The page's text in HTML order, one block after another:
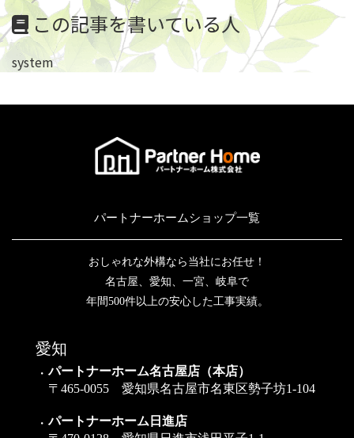
この記事を書いている人
system
パートナーホームショップ一覧
おしゃれな外構なら当社にお任せ！
名古屋、愛知、一宮、岐阜で
年間500件以上の安心した工事実績。
愛知
パートナーホーム名古屋店（本店）
〒465-0055 愛知県名古屋市名東区勢子坊1-104
パートナーホーム日進店